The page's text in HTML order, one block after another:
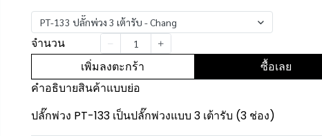
PT-133 ปลั๊กพ่วง 3 เต้ารับ - Chang
จำนวน
เพิ่มลงตะกร้า ซื้อเลย
คำอธิบายสินค้าแบบย่อ
ปลั๊กพ่วง PT-133 เป็นปลั๊กพ่วงแบบ 3 เต้ารับ (3 ช่อง)